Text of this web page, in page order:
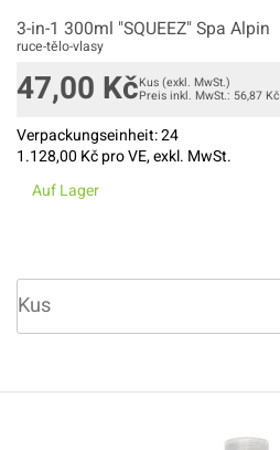
3-in-1 300ml "SQUEEZ" Spa Alpin
ruce-tělo-vlasy
47,00 KčKus (exkl. MwSt.)
Preis inkl. MwSt.: 56,87 Kč
Verpackungseinheit:24
1.128,00 Kč pro VE, exkl. MwSt.
Auf Lager